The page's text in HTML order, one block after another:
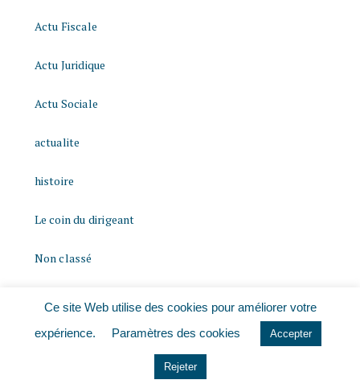
Actu Fiscale
Actu Juridique
Actu Sociale
actualite
histoire
Le coin du dirigeant
Non classé
Ce site Web utilise des cookies pour améliorer votre
expérience.
Paramètres des cookies Accepter
Rejeter